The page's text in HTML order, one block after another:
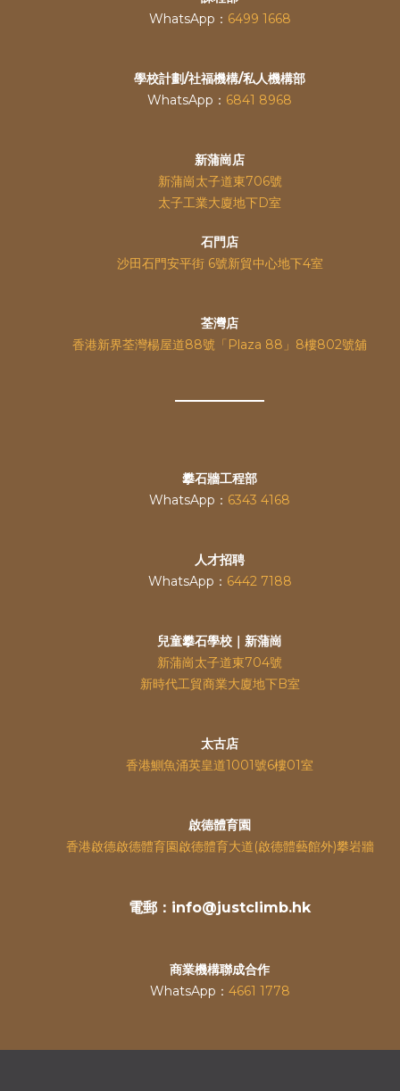
WhatsApp： 6499 1668
學校計劃/社福機構/私人機構部
WhatsApp： 6841 8968
新蒲崗店
新蒲崗太子道東706號
太子工業大廈地下D室
石門店
沙田石門安平街 6號新貿中心地下4室
荃灣店
香港新界荃灣楊屋道88號「Plaza 88」8樓802號舖
攀石牆工程部
WhatsApp： 6343 4168
人才招聘
WhatsApp： 6442 7188
兒童攀石學校｜新蒲崗
新蒲崗太子道東704號
新時代工貿商業大廈地下B室
太古店
香港鰂魚涌英皇道1001號6樓01室
啟德體育園
香港啟德啟德體育園啟德體育大道(啟德體藝館外)攀岩牆
電郵：info@justclimb.hk
商業機構聯成合作
WhatsApp： 4661 1778